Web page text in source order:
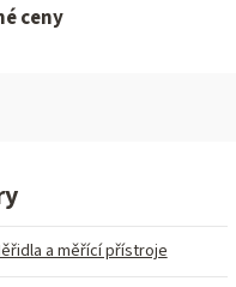
ceny
a měřící přístroje